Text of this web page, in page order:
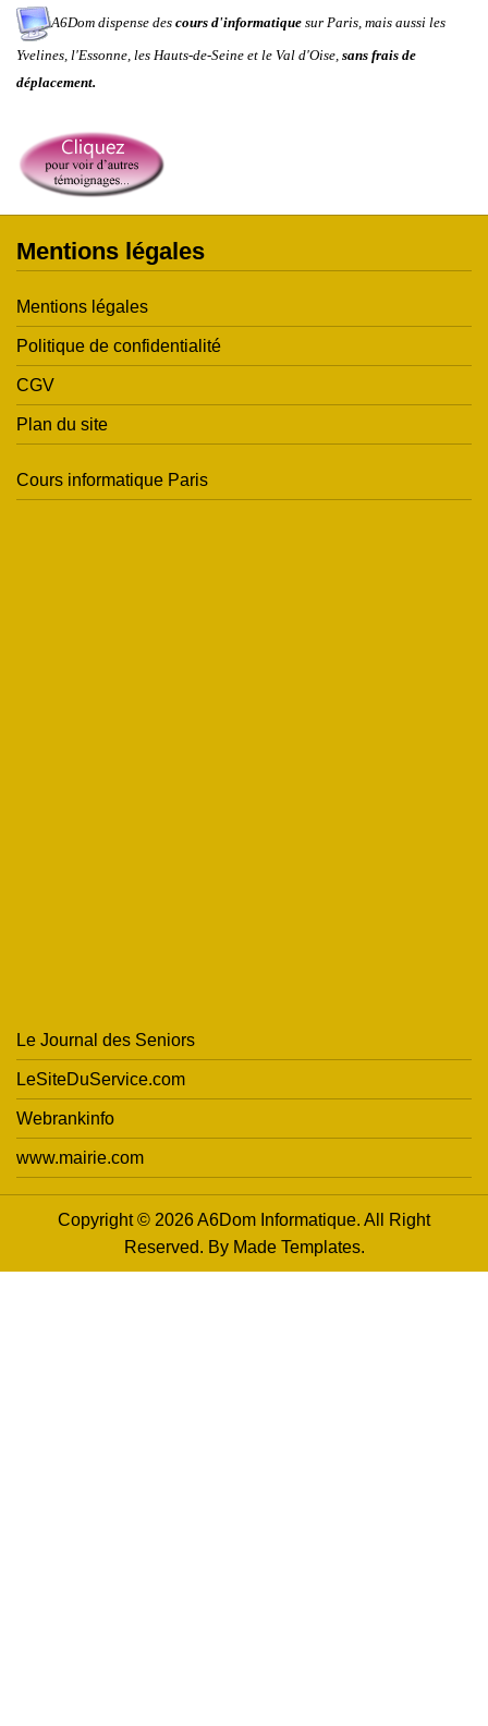
A6Dom dispense des cours d'informatique sur Paris, mais aussi les
Yvelines, l'Essonne, les Hauts-de-Seine et le Val d'Oise, sans frais de
déplacement.
Mentions légales
Mentions légales
Politique de confidentialité
CGV
Plan du site
Cours informatique Paris
Le Journal des Seniors
LeSiteDuService.com
Webrankinfo
www.mairie.com
Copyright © 2026 A6Dom Informatique. All Right
Reserved. By Made Templates.